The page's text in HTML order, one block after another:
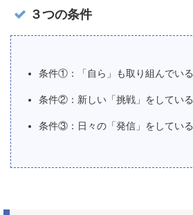
３つの条件
条件①：「自ら」も取り組んでいる
条件②：新しい「挑戦」をしている
条件③：日々の「発信」をしている